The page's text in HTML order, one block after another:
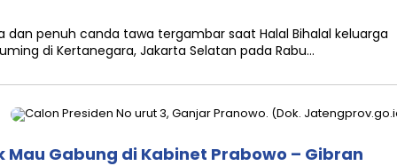
dan penuh canda tawa tergambar saat Halal Bihalal keluarga
di Kertanegara, Jakarta Selatan pada Rabu…
Mau Gabung di Kabinet Prabowo – Gibran